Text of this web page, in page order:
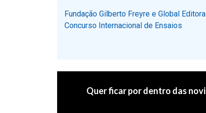
Fundação Gilberto Freyre e Global
Concurso Internacional de Ensaios